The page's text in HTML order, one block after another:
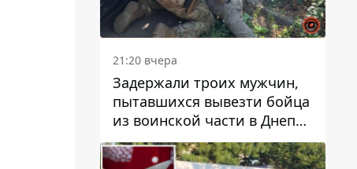
21:20 вчера
Задержали троих мужчин,
пытавшихся вывезти бойца
из воинской части в Днепр
за 7 тысяч долларов: среди
них был врач